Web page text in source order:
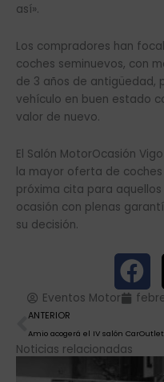
así».
Los compradores han
coches seminuevos, con
de 3 años de antigüedad,
vehículo en buen estado
valor de nuevo.
El Salón MotorOcasión
la mayor oferta de
próxima cita para
ocasión con plenas
su decisión.
Eventos Motor
Ant
ANTERIOR
Noticias relacionadas